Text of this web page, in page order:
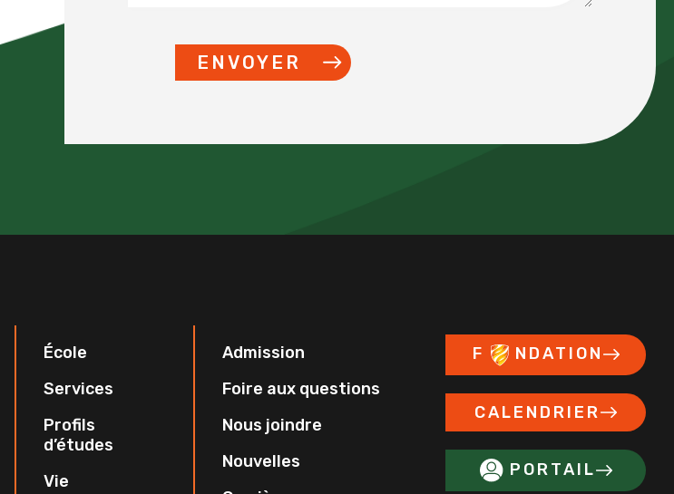
ENVOYER
École
Services
Profils
d’études
Vie
Admission
Foire aux questions
Nous joindre
Nouvelles
F NDATION
CALENDRIER
PORTAIL